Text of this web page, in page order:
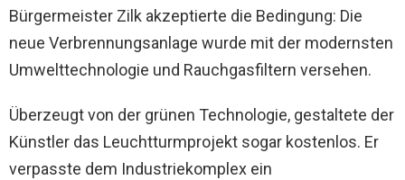
Bürgermeister Zilk akzeptierte die Bedingung: Die
neue Verbrennungsanlage wurde mit der modernsten
Umwelttechnologie und Rauchgasfiltern versehen.
Überzeugt von der grünen Technologie, gestaltete der
Künstler das Leuchtturmprojekt sogar kostenlos. Er
verpasste dem Industriekomplex ein